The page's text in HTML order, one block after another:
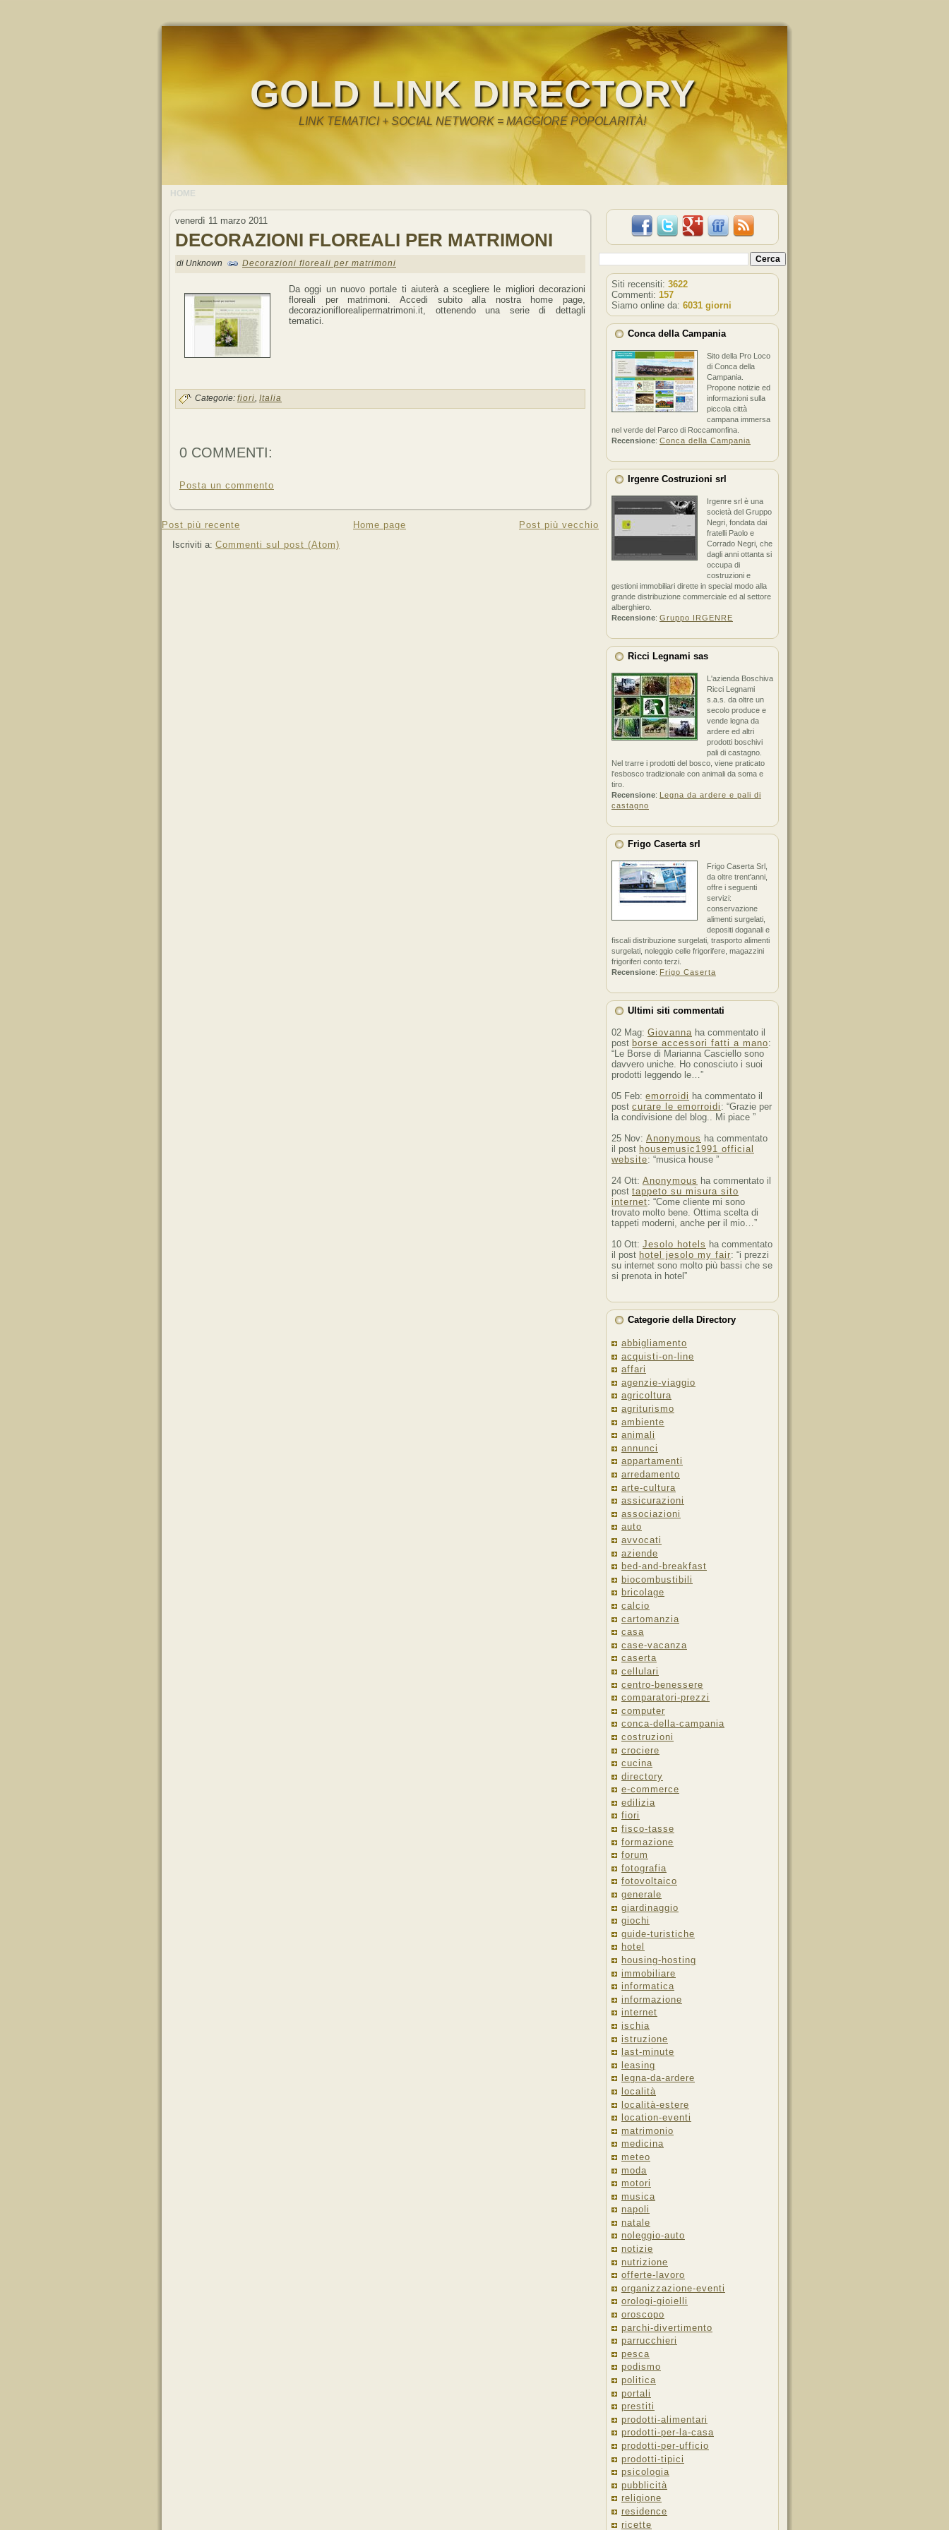
GOLD LINK DIRECTORY
LINK TEMATICI + SOCIAL NETWORK = MAGGIORE POPOLARITÀ!
HOME
venerdì 11 marzo 2011
DECORAZIONI FLOREALI PER MATRIMONI
di Unknown Decorazioni floreali per matrimoni
Da oggi un nuovo portale ti aiuterà a scegliere le migliori decorazioni
floreali per matrimoni. Accedi subito alla nostra home page,
decorazioniflorealipermatrimoni.it, ottenendo una serie di dettagli
tematici.
Categorie: fiori, Italia
0 COMMENTI:
Posta un commento
Post più recente Post più vecchio
Home page
Iscriviti a: Commenti sul post (Atom)
Siti recensiti: 3622
Commenti: 157
Siamo online da: 6031 giorni
Conca della Campania
Sito della Pro Loco
di Conca della
Campania.
Propone notizie ed
informazioni sulla
piccola città
campana immersa
nel verde del Parco di Roccamonfina.
Recensione: Conca della Campania
Irgenre Costruzioni srl
Irgenre srl è una
società del Gruppo
Negri, fondata dai
fratelli Paolo e
Corrado Negri, che
dagli anni ottanta si
occupa di
costruzioni e
gestioni immobiliari dirette in special modo alla
grande distribuzione commerciale ed al settore
alberghiero.
Recensione: Gruppo IRGENRE
Ricci Legnami sas
L'azienda Boschiva
Ricci Legnami
s.a.s. da oltre un
secolo produce e
vende legna da
ardere ed altri
prodotti boschivi
pali di castagno.
Nel trarre i prodotti del bosco, viene praticato
l'esbosco tradizionale con animali da soma e
tiro.
Recensione: Legna da ardere e pali di
castagno
Frigo Caserta srl
Frigo Caserta Srl,
da oltre trent'anni,
offre i seguenti
servizi:
conservazione
alimenti surgelati,
depositi doganali e
fiscali distribuzione surgelati, trasporto alimenti
surgelati, noleggio celle frigorifere, magazzini
frigoriferi conto terzi.
Recensione: Frigo Caserta
Ultimi siti commentati
02 Mag: Giovanna ha commentato il
post borse accessori fatti a mano:
“Le Borse di Marianna Casciello sono
davvero uniche. Ho conosciuto i suoi
prodotti leggendo le…”
05 Feb: emorroidi ha commentato il
post curare le emorroidi : “Grazie per
la condivisione del blog.. Mi piace ”
25 Nov: Anonymous ha commentato
il post housemusic1991 official
website: “musica house ”
24 Ott: Anonymous ha commentato il
post tappeto su misura sito
internet: “Come cliente mi sono
trovato molto bene. Ottima scelta di
tappeti moderni, anche per il mio…”
10 Ott: Jesolo hotels ha commentato
il post hotel jesolo my fair: “i prezzi
su internet sono molto più bassi che se
si prenota in hotel”
Categorie della Directory
abbigliamento
acquisti-on-line
affari
agenzie-viaggio
agricoltura
agriturismo
ambiente
animali
annunci
appartamenti
arredamento
arte-cultura
assicurazioni
associazioni
auto
avvocati
aziende
bed-and-breakfast
biocombustibili
bricolage
calcio
cartomanzia
casa
case-vacanza
caserta
cellulari
centro-benessere
comparatori-prezzi
computer
conca-della-campania
costruzioni
crociere
cucina
directory
e-commerce
edilizia
fiori
fisco-tasse
formazione
forum
fotografia
fotovoltaico
generale
giardinaggio
giochi
guide-turistiche
hotel
housing-hosting
immobiliare
informatica
informazione
internet
ischia
istruzione
last-minute
leasing
legna-da-ardere
località
località-estere
location-eventi
matrimonio
medicina
meteo
moda
motori
musica
napoli
natale
noleggio-auto
notizie
nutrizione
offerte-lavoro
organizzazione-eventi
orologi-gioielli
oroscopo
parchi-divertimento
parrucchieri
pesca
podismo
politica
portali
prestiti
prodotti-alimentari
prodotti-per-la-casa
prodotti-per-ufficio
prodotti-tipici
psicologia
pubblicità
religione
residence
ricette